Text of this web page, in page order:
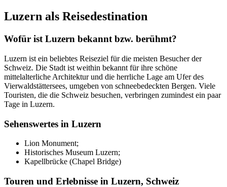
Luzern als Reisedestination
Wofür ist Luzern bekannt bzw. berühmt?
Luzern ist ein beliebtes Reiseziel für die meisten Besucher der
Schweiz. Die Stadt ist weithin bekannt für ihre schöne
mittelalterliche Architektur und die herrliche Lage am Ufer des
Vierwaldstättersees, umgeben von schneebedeckten Bergen. Viele
Touristen, die die Schweiz besuchen, verbringen zumindest ein paar
Tage in Luzern.
Sehenswertes in Luzern
Lion Monument;
Historisches Museum Luzern;
Kapellbrücke (Chapel Bridge)
Touren und Erlebnisse in Luzern, Schweiz